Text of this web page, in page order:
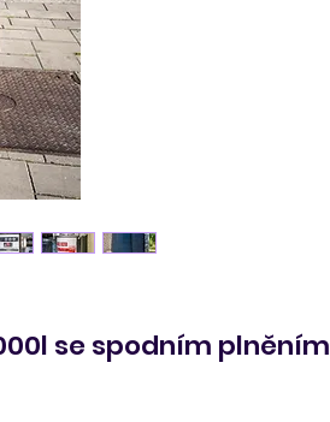
se spodním plněním